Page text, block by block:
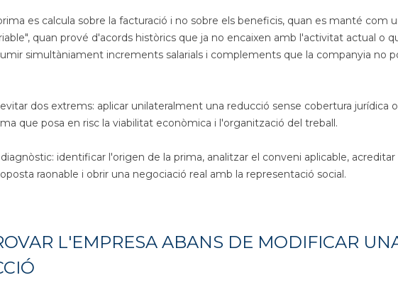
es calcula sobre la facturació i no sobre els beneficis, quan es manté com
quan prové d'acords històrics que ja no encaixen amb l'activitat actual o
simultàniament increments salarials i complements que la companyia no
dos extrems: aplicar unilateralment una reducció sense cobertura jurídica o
que posa en risc la viabilitat econòmica i l'organització del treball.
identificar l'origen de la prima, analitzar el conveni aplicable, acreditar
raonable i obrir una negociació real amb la representació social.
L'EMPRESA ABANS DE MODIFICAR